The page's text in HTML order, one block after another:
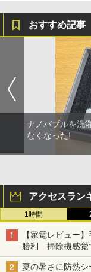
おすすめ記事
ナノバブルを洗
なくなった!
アクセスラン
1時間
【家電レビュー
勝利 掃除機感覚
夏の暑さに防熱